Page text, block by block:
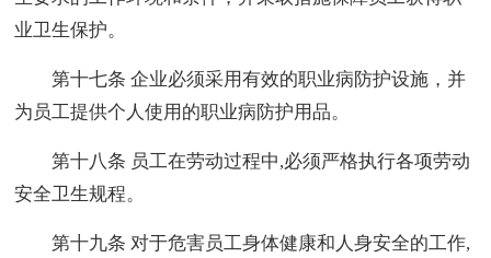
业卫生保护。
第十七条 企业必须采用有效的职业病防护设施，并
为员工提供个人使用的职业病防护用品。
第十八条 员工在劳动过程中,必须严格执行各项劳动
安全卫生规程。
第十九条 对于危害员工身体健康和人身安全的工作,